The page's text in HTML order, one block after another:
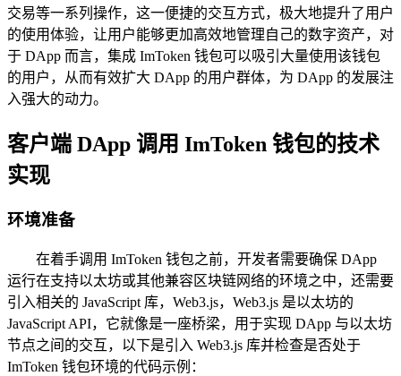
交易等一系列操作，这一便捷的交互方式，极大地提升了用户
的使用体验，让用户能够更加高效地管理自己的数字资产，对
于 DApp 而言，集成 ImToken 钱包可以吸引大量使用该钱包
的用户，从而有效扩大 DApp 的用户群体，为 DApp 的发展注
入强大的动力。
客户端 DApp 调用 ImToken 钱包的技术
实现
环境准备
在着手调用 ImToken 钱包之前，开发者需要确保 DApp
运行在支持以太坊或其他兼容区块链网络的环境之中，还需要
引入相关的 JavaScript 库，Web3.js，Web3.js 是以太坊的
JavaScript API，它就像是一座桥梁，用于实现 DApp 与以太坊
节点之间的交互，以下是引入 Web3.js 库并检查是否处于
ImToken 钱包环境的代码示例：